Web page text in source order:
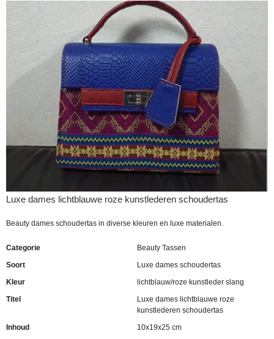
Luxe dames lichtblauwe roze kunstlederen schoudertas
Beauty dames schoudertas in diverse kleuren en luxe materialen.
Categorie
Beauty Tassen
Soort
Luxe dames schoudertas
Kleur
lichtblauw/roze kunstleder slang
Titel
Luxe dames lichtblauwe roze
kunstlederen schoudertas
Inhoud
10x19x25 cm